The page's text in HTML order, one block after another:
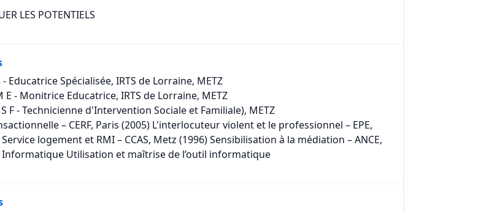
LES POTENTIELS
- Educatrice Spécialisée, IRTS de Lorraine, METZ
E - Monitrice Educatrice, IRTS de Lorraine, METZ
S F - Technicienne d'Intervention Sociale et Familiale), METZ
– CERF, Paris (2005) L'interlocuteur violent et le professionnel – EPE,
logement et RMI – CCAS, Metz (1996) Sensibilisation à la médiation – ANCE,
Informatique Utilisation et maîtrise de l’outil informatique